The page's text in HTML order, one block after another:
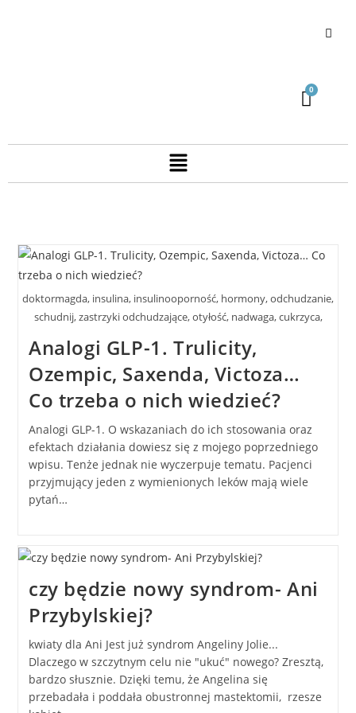
doktormagda, insulina, insulinooporność, hormony, odchudzanie,
schudnij, zastrzyki odchudzające, otyłość, nadwaga, cukrzyca,
Analogi GLP-1. Trulicity,
Ozempic, Saxenda, Victoza…
Co trzeba o nich wiedzieć?
Analogi GLP-1. O wskazaniach do ich stosowania oraz
efektach działania dowiesz się z mojego poprzedniego
wpisu. Tenże jednak nie wyczerpuje tematu. Pacjenci
przyjmujący jeden z wymienionych leków mają wiele
pytań…
czy będzie nowy syndrom- Ani
Przybylskiej?
kwiaty dla Ani Jest już syndrom Angeliny Jolie...
Dlaczego w szczytnym celu nie "ukuć" nowego? Zresztą,
bardzo słusznie. Dzięki temu, że Angelina się
przebadała i poddała obustronnej mastektomii, rzesze